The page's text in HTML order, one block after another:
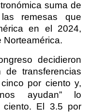
suma de
remesas que
en el 2024,
Norteamérica.
decidieron
transferencias
por ciento y,
ayudan” lo
El 3.5 por